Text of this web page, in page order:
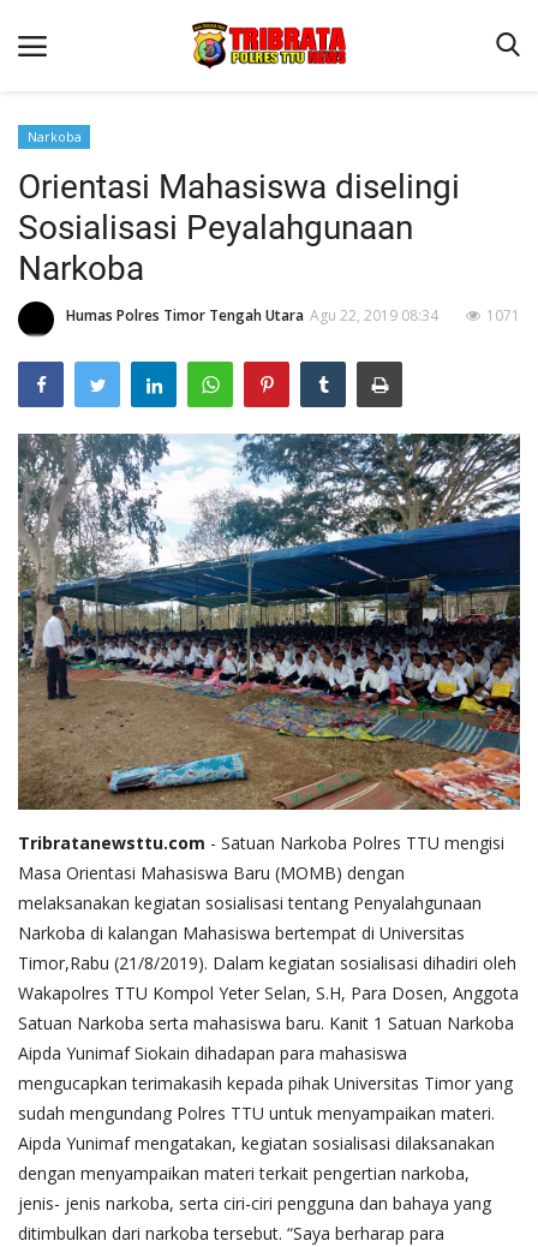
Beranda
Terms & Conditions
Reskrim
Binkam
Lantas
OPINI
Narkoba
Orientasi Mahasiswa diselingi
Sosialisasi Peyalahgunaan
Narkoba
Humas Polres Timor Tengah Utara Agu 22, 2019 08:34 1071
Tribratanewsttu.com - Satuan Narkoba Polres TTU mengisi
Masa Orientasi Mahasiswa Baru (MOMB) dengan
melaksanakan kegiatan sosialisasi tentang Penyalahgunaan
Narkoba di kalangan Mahasiswa bertempat di Universitas
Timor,Rabu (21/8/2019). Dalam kegiatan sosialisasi dihadiri oleh
Wakapolres TTU Kompol Yeter Selan, S.H, Para Dosen, Anggota
Satuan Narkoba serta mahasiswa baru. Kanit 1 Satuan Narkoba
Aipda Yunimaf Siokain dihadapan para mahasiswa
mengucapkan terimakasih kepada pihak Universitas Timor yang
sudah mengundang Polres TTU untuk menyampaikan materi.
Aipda Yunimaf mengatakan, kegiatan sosialisasi dilaksanakan
dengan menyampaikan materi terkait pengertian narkoba,
jenis- jenis narkoba, serta ciri-ciri pengguna dan bahaya yang
ditimbulkan dari narkoba tersebut. “Saya berharap para